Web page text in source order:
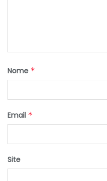
Nome *
Email *
Site